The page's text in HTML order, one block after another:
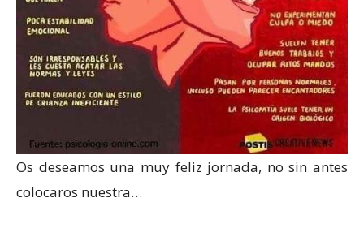
Os deseamos una muy feliz jornada, no sin antes
colocaros nuestra…